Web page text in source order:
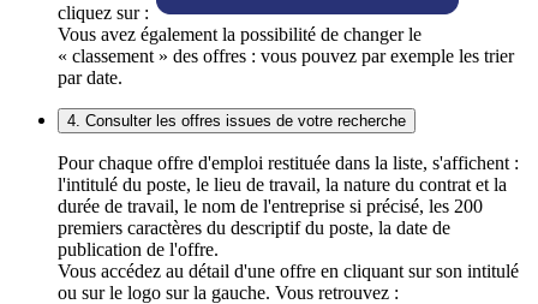
cliquez sur :
Vous avez également la possibilité de changer le
« classement » des offres : vous pouvez par exemple les trier
par date.
4. Consulter les offres issues de votre recherche
Pour chaque offre d'emploi restituée dans la liste, s'affichent :
l'intitulé du poste, le lieu de travail, la nature du contrat et la
durée de travail, le nom de l'entreprise si précisé, les 200
premiers caractères du descriptif du poste, la date de
publication de l'offre.
Vous accédez au détail d'une offre en cliquant sur son intitulé
ou sur le logo sur la gauche. Vous retrouvez :